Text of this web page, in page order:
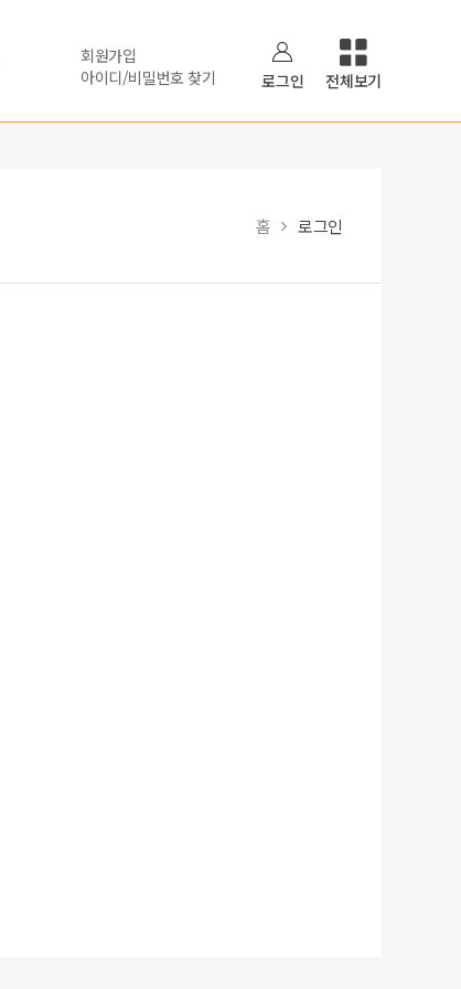
회원가입
아이디/비밀번호 찾기
로그인 전체보기
홈 로그인